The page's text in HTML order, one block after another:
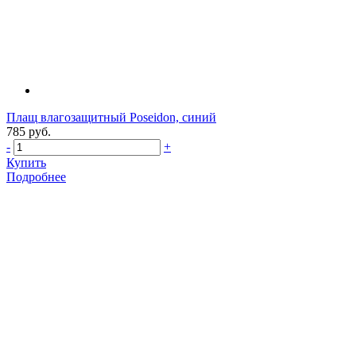
Плащ влагозащитный Poseidon, синий
785 руб.
-
+
Купить
Подробнее